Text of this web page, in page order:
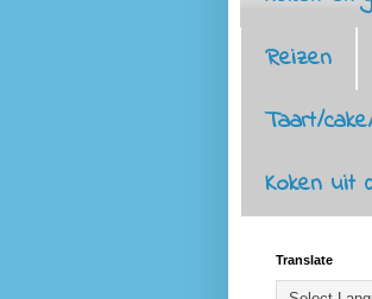
Reizen
Taart/
Koken uit
Translate